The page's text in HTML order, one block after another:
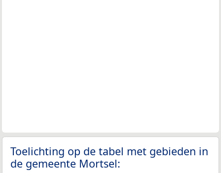
Toelichting op de tabel met gebieden in
de gemeente Mortsel: